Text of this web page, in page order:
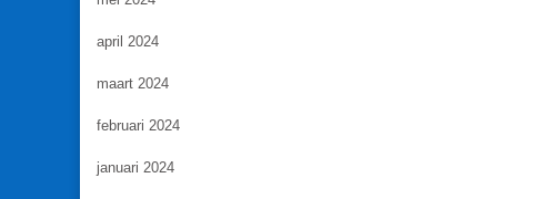
april 2024
maart 2024
februari 2024
januari 2024